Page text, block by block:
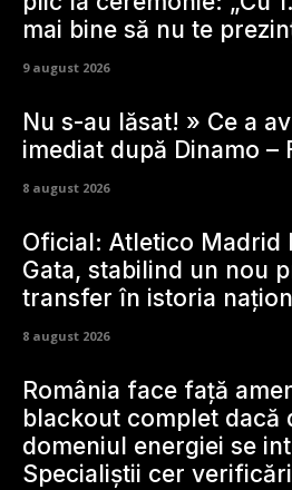
mai bine să nu te
9 august 2026
Nu s-au lăsat! » Ce a
imediat după Dinamo –
8 august 2026
Oficial: Atletico Madrid
Gata, stabilind un nou
transfer în istoria
8 august 2026
România face față
blackout complet dacă
domeniul energiei se
Specialiștii cer